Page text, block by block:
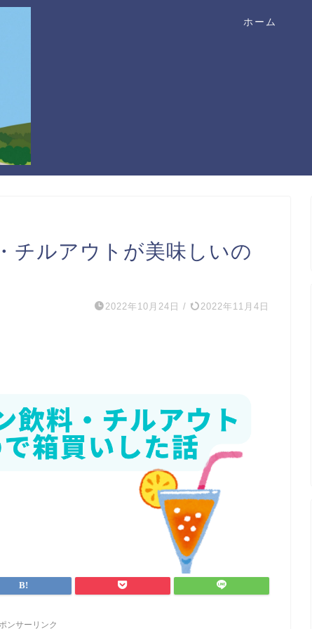
ホーム
チルアウトが美味しいの
2022年10月24日 / 2022年11月4日
ンサーリンク